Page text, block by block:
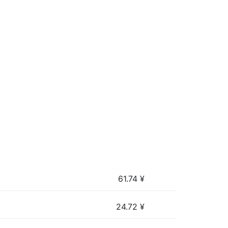
61.74 ¥
24.72 ¥